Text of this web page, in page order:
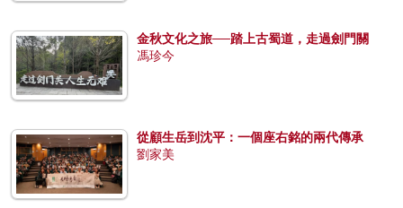
金秋文化之旅──踏上古蜀道，走過劍門關
馮珍今
從顧生岳到沈平：一個座右銘的兩代傳承
劉家美